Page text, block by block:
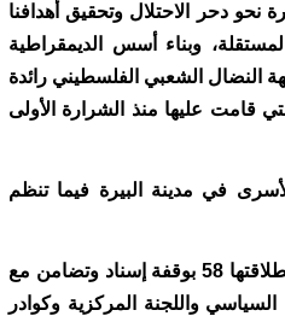
دحر الاحتلال وتحقيق أهدافنا
وبناء أسس الديمقراطية
النضال الشعبي الفلسطيني رائدة
قامت عليها منذ الشرارة الأولى
في مدينة البيرة فيما تنظم
وأكد حكم طالب المكتب السياسي للجبهة خلال احياء الجبهة لذكرى انطلاقتها 58 بوقفة إسناد وتضامن مع
واللجنة المركزية وكوادر